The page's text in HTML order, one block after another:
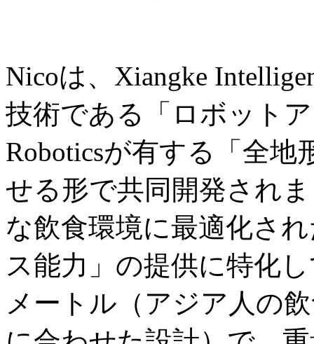
Nicoは、Xiangke
技術である「ロボット
Roboticsが有する「全
せる形で共同開発され
な飲食環境に最適化さ
ス能力」の提供に特化
メートル（アジア人の